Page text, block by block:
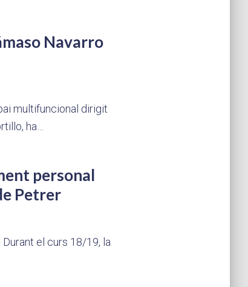
Navarro
multifuncional dirigit
ha…
personal
Petrer
el curs 18/19, la